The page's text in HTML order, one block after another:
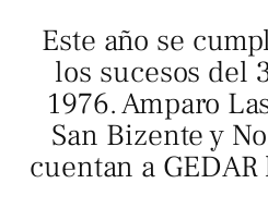
Este año se
los sucesos del
1976. Amparo
San Bizente y
cuentan a